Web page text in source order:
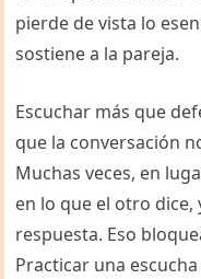
pierde de vista lo
sostiene a la pareja.
Escuchar más que
que la conversación
Muchas veces, en
en lo que el otro
respuesta. Eso
Practicar una